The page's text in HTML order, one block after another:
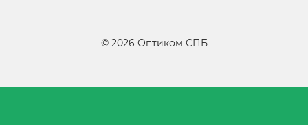
© 2026 Оптиком СПБ